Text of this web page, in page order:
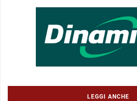
LEGGI ANCHE